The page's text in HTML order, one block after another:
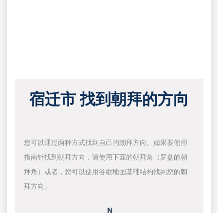
宿迁市 找到朝拜的方向
您可以通过两种方式找到自己的朝拜方向。如果要使用
指南针找到朝拜方向，请使用下面的朝拜角（罗盘的朝
拜角）或者，您可以使用谷歌地图基础结构找到您的朝
拜方向。